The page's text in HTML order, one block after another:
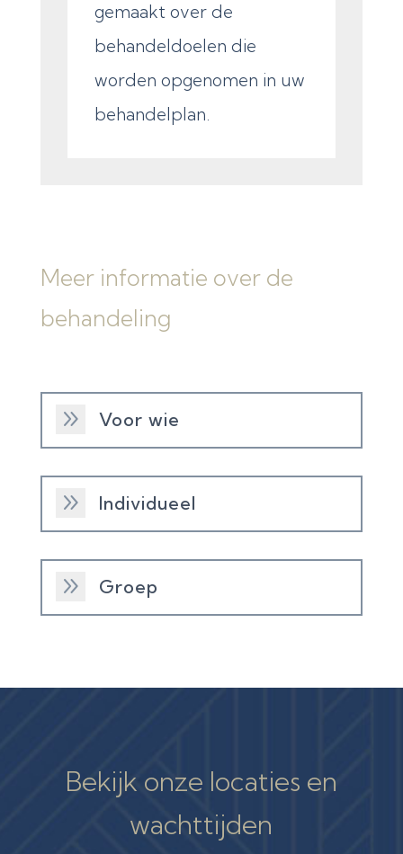
gemaakt over de
behandeldoelen die
worden opgenomen in uw
behandelplan.
Meer informatie over de
behandeling
9 Voor wie
9 Individueel
9 Groep
Bekijk onze locaties en
wachttijden